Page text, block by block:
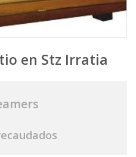
en Stz Irratia